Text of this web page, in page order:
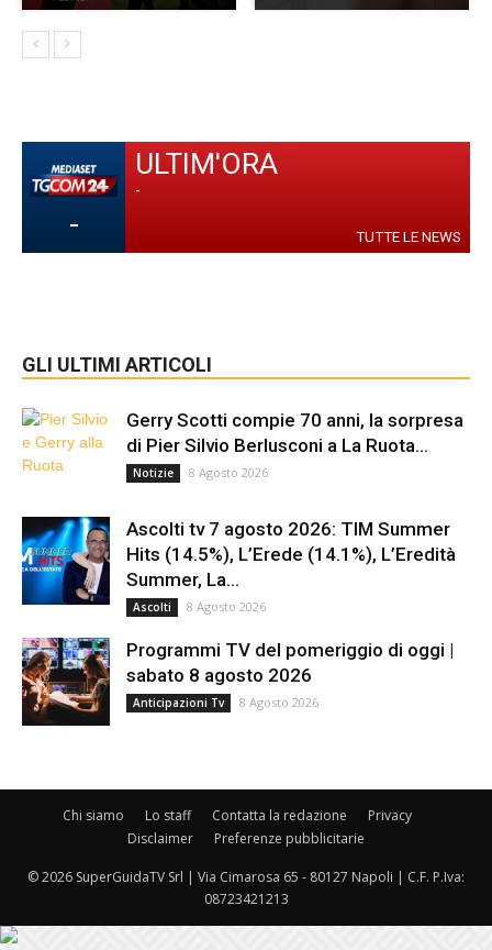
-
ULTIM'ORA
-
TUTTE LE NEWS
GLI ULTIMI ARTICOLI
Gerry Scotti compie 70 anni, la sorpresa
di Pier Silvio Berlusconi a La Ruota...
Notizie 8 Agosto 2026
Ascolti tv 7 agosto 2026: TIM Summer
Hits (14.5%), L’Erede (14.1%), L’Eredità
Summer, La...
Ascolti 8 Agosto 2026
Programmi TV del pomeriggio di oggi |
sabato 8 agosto 2026
Anticipazioni Tv 8 Agosto 2026
Chi siamo Lo staff Contatta la redazione
Privacy
Disclaimer
Preferenze pubblicitarie
© 2026 SuperGuidaTV Srl | Via Cimarosa 65 - 80127 Napoli | C.F. P.Iva:
08723421213